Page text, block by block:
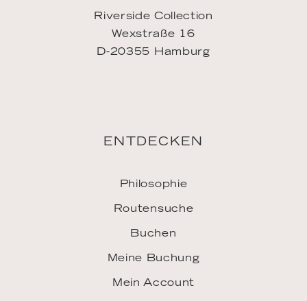
ENTDECKEN
Meine Buchung